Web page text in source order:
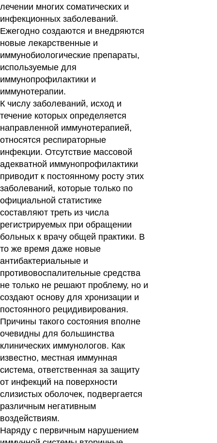
лечении многих соматических и
инфекционных заболеваний.
Ежегодно создаются и внедряются
новые лекарственные и
иммунобиологические препараты,
используемые для
иммунопрофилактики и
иммунотерапии.
К числу заболеваний, исход и
течение которых определяется
направленной иммунотерапией,
относятся респираторные
инфекции. Отсутствие массовой
адекватной иммунопрофилактики
приводит к постоянному росту этих
заболеваний, которые только по
официальной статистике
составляют треть из числа
регистрируемых при обращении
больных к врачу общей практики. В
то же время даже новые
антибактериальные и
противовоспалительные средства
не только не решают проблему, но и
создают основу для хронизации и
постоянного рецидивирования.
Причины такого состояния вполне
очевидны для большинства
клинических иммунологов. Как
известно, местная иммунная
система, ответственная за защиту
от инфекций на поверхности
слизистых оболочек, подвергается
различным негативным
воздействиям.
Наряду с первичным нарушением